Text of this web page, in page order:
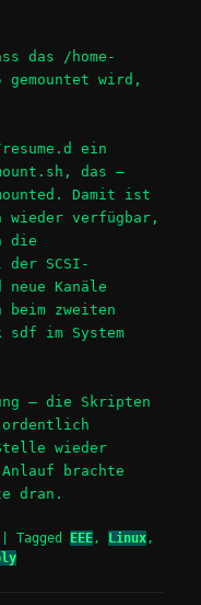
das /home-
wird,
ein
, das –
Damit ist
wieder verfügbar,
die
der SCSI-
Kanäle
zweiten
sdf im System
– die Skripten
ordentlich
wieder
brachte
dran.
|Tagged EEE, Linux,